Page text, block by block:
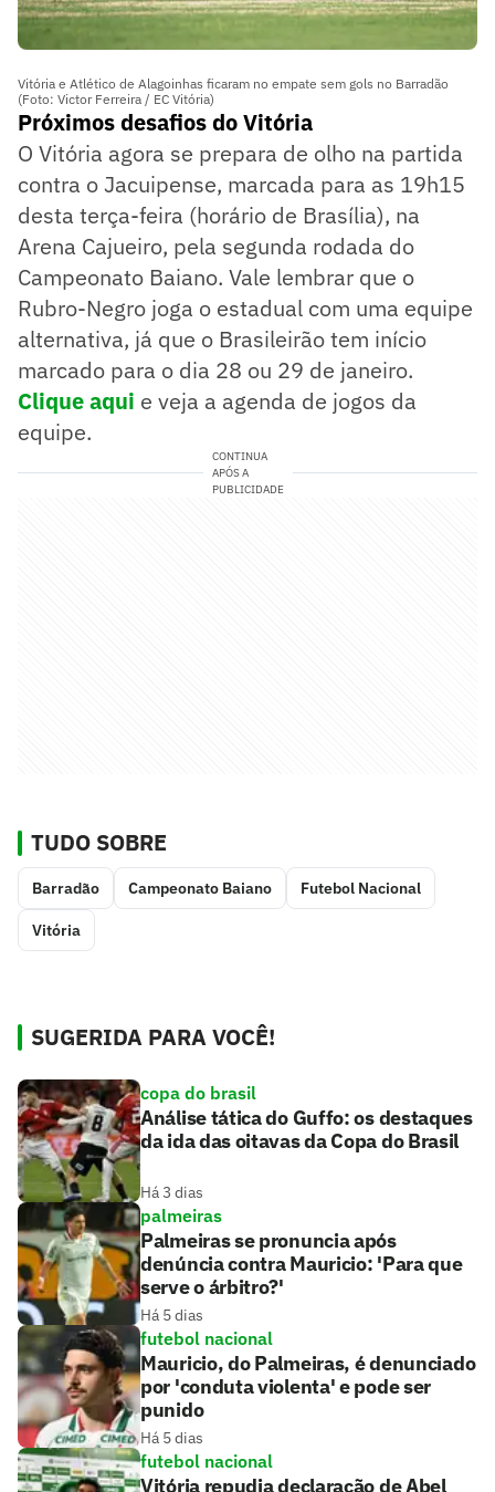
Vitória e Atlético de Alagoinhas ficaram no empate sem gols no Barradão
(Foto: Victor Ferreira / EC Vitória)
Próximos desafios do Vitória
O Vitória agora se prepara de olho na partida
contra o Jacuipense, marcada para as 19h15
desta terça-feira (horário de Brasília), na
Arena Cajueiro, pela segunda rodada do
Campeonato Baiano. Vale lembrar que o
Rubro-Negro joga o estadual com uma equipe
alternativa, já que o Brasileirão tem início
marcado para o dia 28 ou 29 de janeiro.
Clique aqui e veja a agenda de jogos da
equipe.
CONTINUA
APÓS A
PUBLICIDADE
TUDO SOBRE
Barradão Campeonato Baiano Futebol Nacional
Vitória
SUGERIDA PARA VOCÊ!
copa do brasil
Análise tática do Guffo: os destaques
da ida das oitavas da Copa do Brasil
Há 3 dias
palmeiras
Palmeiras se pronuncia após
denúncia contra Mauricio: 'Para que
serve o árbitro?'
Há 5 dias
futebol nacional
Mauricio, do Palmeiras, é denunciado
por 'conduta violenta' e pode ser
punido
Há 5 dias
futebol nacional
Vitória repudia declaração de Abel